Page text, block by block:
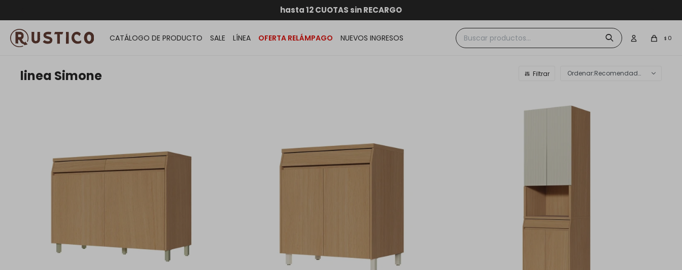
ENVÍOS A TODO EL PAÍS
GARANTÍA DE DEVOLUCIÓN
hasta 12 CUOTAS sin RECARGO
ENVÍO GRATIS dentro de MONTEVIDEO en compras superiores a $30.000
CATÁLOGO DE PRODUCTO SALE LÍNEA OFERTA RELÁMPAGO NUEVOS INGRESOS $ 0
linea Simone Recomendados